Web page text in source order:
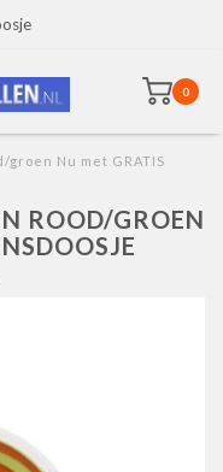
0
Nu met GRATIS
ROOD/GROEN